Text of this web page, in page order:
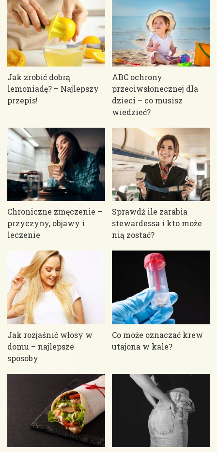
Jak zrobić dobrą
lemoniadę? – Najlepszy
przepis!
ABC ochrony
przeciwsłonecznej dla
dzieci – co musisz
wiedzieć?
Chroniczne zmęczenie –
przyczyny, objawy i
leczenie
Sprawdź ile zarabia
stewardessa i kto może
nią zostać?
Jak rozjaśnić włosy w
domu – najlepsze
sposoby
Co może oznaczać krew
utajona w kale?